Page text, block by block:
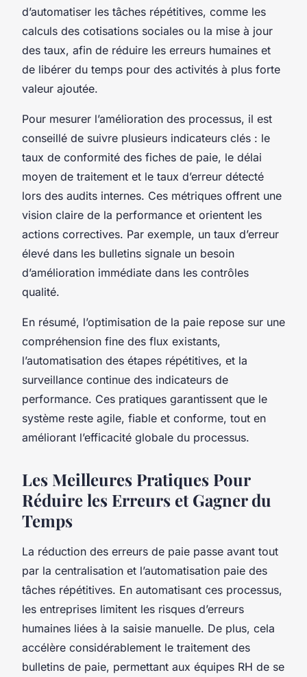
d’automatiser les tâches répétitives, comme les
calculs des cotisations sociales ou la mise à jour
des taux, afin de réduire les erreurs humaines et
de libérer du temps pour des activités à plus forte
valeur ajoutée.
Pour mesurer l’amélioration des processus, il est
conseillé de suivre plusieurs indicateurs clés : le
taux de conformité des fiches de paie, le délai
moyen de traitement et le taux d’erreur détecté
lors des audits internes. Ces métriques offrent une
vision claire de la performance et orientent les
actions correctives. Par exemple, un taux d’erreur
élevé dans les bulletins signale un besoin
d’amélioration immédiate dans les contrôles
qualité.
En résumé, l’optimisation de la paie repose sur une
compréhension fine des flux existants,
l’automatisation des étapes répétitives, et la
surveillance continue des indicateurs de
performance. Ces pratiques garantissent que le
système reste agile, fiable et conforme, tout en
améliorant l’efficacité globale du processus.
Les Meilleures Pratiques Pour
Réduire les Erreurs et Gagner du
Temps
La réduction des erreurs de paie passe avant tout
par la centralisation et l’automatisation paie des
tâches répétitives. En automatisant ces processus,
les entreprises limitent les risques d’erreurs
humaines liées à la saisie manuelle. De plus, cela
accélère considérablement le traitement des
bulletins de paie, permettant aux équipes RH de se